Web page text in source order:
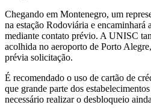
Chegando em Montenegro, um
na estação Rodoviária e encaminhará
mediante contato prévio. A UNISC
acolhida no aeroporto de Porto
prévia solicitação.
É recomendado o uso de cartão de
que grande parte dos
necessário realizar o desbloqueio